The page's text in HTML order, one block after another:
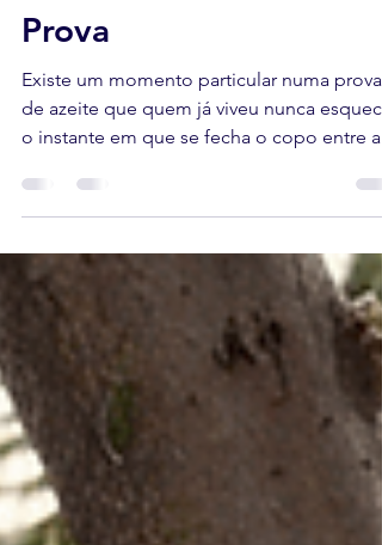
Melhores Azeites —
Dentro e Fora de uma
Prova
Existe um momento particular numa prova
de azeite que quem já viveu nunca
o instante em que se fecha o copo entre as
mãos, se aquece ligeiramente o líquido
dourado, se aspira fundo — e o nariz
reconhece algo que não tinha nome até
então. Erva fresca. Tomate verde. Amêndoa.
Figueira ao sol.